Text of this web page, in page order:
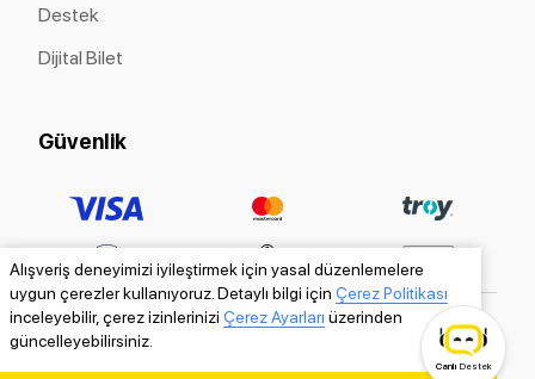
Alışveriş deneyimizi iyileştirmek için yasal düzenlemelere
uygun çerezler kullanıyoruz. Detaylı bilgi için Çerez Politikası
inceleyebilir, çerez izinlerinizi Çerez Ayarları üzerinden
güncelleyebilirsiniz.
Destek
Dijital Bilet
Güvenlik
Canlı Destek